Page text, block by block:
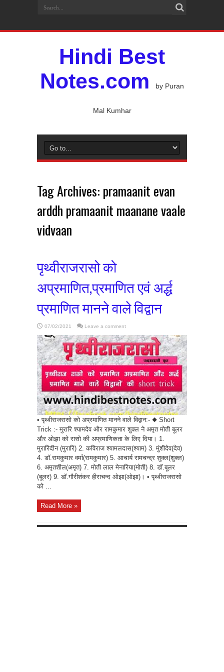
Hindi Best
Notes.com
by Puran
Mal Kumhar
Tag Archives: pramaanit evan
arddh pramaanit maanane vaale
vidvaan
पृथ्वीराजरासो को
अप्रमाणित,प्रमाणित एवं अर्द्ध
प्रमाणित मानने वाले विद्वान
07/02/2021 Leave a comment
• पृथ्वीराजरासो को अप्रमाणित मानने वाले विद्वान:- ◆ Short
Trick :- मुरारि श्यामदेव और रामकुमार शुक्ल ने अमृत मोती बूलर
और ओझा को रासो की अप्रमाणिकता के लिए दिया। 1.
मुरारिदीन (मुरारि) 2. कविराज श्यामलदास(श्याम) 3. मुंशीदेव(देव)
4. डॉ.रामकुमार वर्मा(रामकुमार) 5. आचार्य रामचन्द्र शुक्ल(शुक्ल)
6. अमृतशील(अमृत) 7. मोती लाल मेनारिया(मोती) 8. डॉ.बूलर
(बूलर) 9. डॉ.गौरीशंकर हीराचन्द ओझा(ओझा)। • पृथ्वीराजरासो
को ...
Read More »